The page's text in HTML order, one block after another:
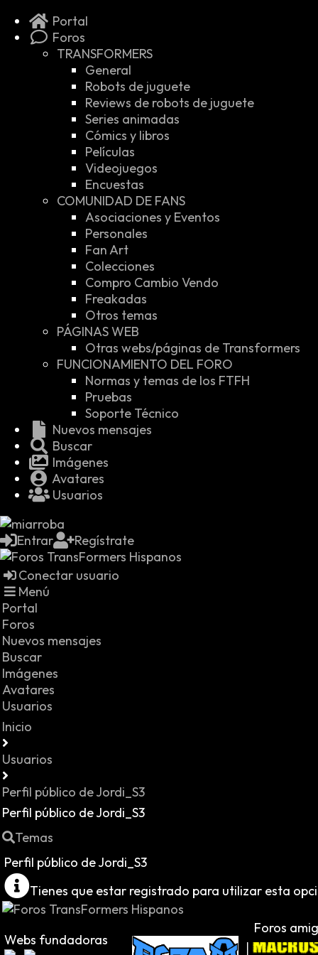
Portal
Foros
TRANSFORMERS
General
Robots de juguete
Reviews de robots de juguete
Series animadas
Cómics y libros
Películas
Videojuegos
Encuestas
COMUNIDAD DE FANS
Asociaciones y Eventos
Personales
Fan Art
Colecciones
Compro Cambio Vendo
Freakadas
Otros temas
PÁGINAS WEB
Otras webs/páginas de Transformers
FUNCIONAMIENTO DEL FORO
Normas y temas de los FTFH
Pruebas
Soporte Técnico
Nuevos mensajes
Buscar
Imágenes
Avatares
Usuarios
Entrar Regístrate
Conectar usuario
Menú
Portal
Foros
Nuevos mensajes
Buscar
Imágenes
Avatares
Usuarios
Inicio
Usuarios
Perfil público de Jordi_S3
Perfil público de Jordi_S3
Temas
Perfil público de Jordi_S3
Tienes que estar registrado para utilizar esta
Webs fundadoras
Foros